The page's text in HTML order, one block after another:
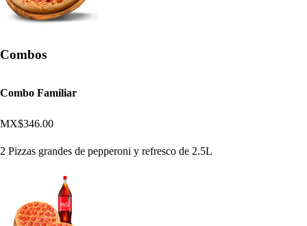
Combos
Combo Familiar
MX$346.00
2 Pizzas grandes de pepperoni y refresco de 2.5L